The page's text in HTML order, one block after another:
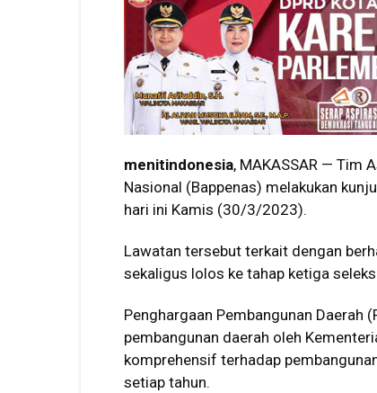
menitindonesia, MAKASSAR — Tim
Nasional (Bappenas) melakukan
hari ini Kamis (30/3/2023).
Lawatan tersebut terkait dengan
sekaligus lolos ke tahap ketiga
Penghargaan Pembangunan Daerah
pembangunan daerah oleh
komprehensif terhadap
setiap tahun.